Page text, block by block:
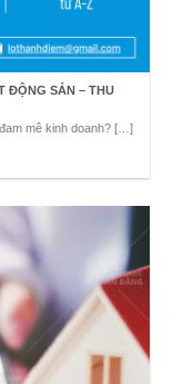
ĐỘNG SẢN – THU
mê kinh doanh? […]